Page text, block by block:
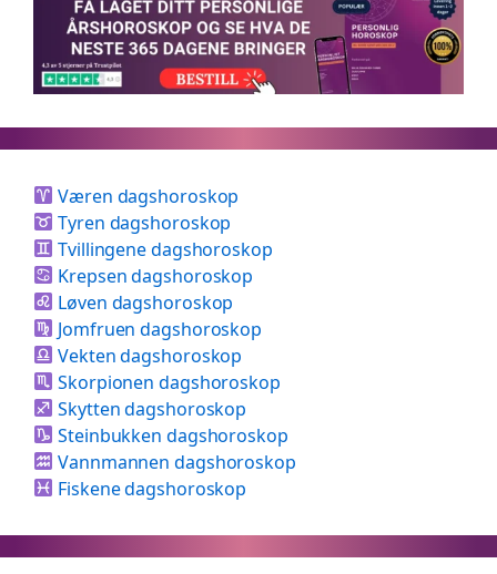
Væren dagshoroskop
Tyren dagshoroskop
Tvillingene dagshoroskop
Krepsen dagshoroskop
Løven dagshoroskop
Jomfruen dagshoroskop
Vekten dagshoroskop
Skorpionen dagshoroskop
Skytten dagshoroskop
Steinbukken dagshoroskop
Vannmannen dagshoroskop
Fiskene dagshoroskop